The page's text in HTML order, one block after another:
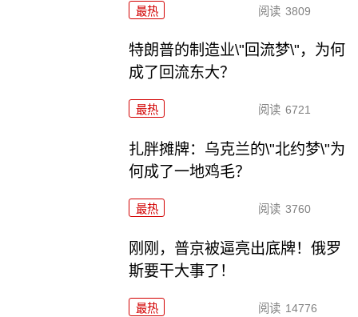
最热 阅读 3809
特朗普的制造业\"回流梦\"，为何
成了回流东大？
最热 阅读 6721
扎胖摊牌：乌克兰的\"北约梦\"为
何成了一地鸡毛？
最热 阅读 3760
刚刚，普京被逼亮出底牌！俄罗
斯要干大事了！
最热 阅读 14776